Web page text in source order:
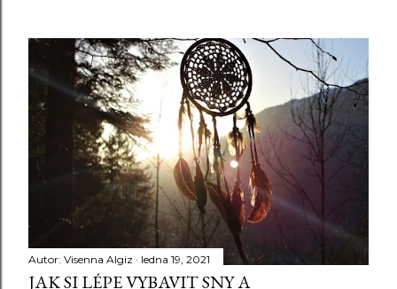
Autor: Visenna Algiz ledna 19, 2021
JAK SI LÉPE VYBAVIT SNY A